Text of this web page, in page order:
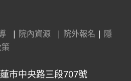
| 院內資源 | 院外報名 | 隱
市中央路三段707號